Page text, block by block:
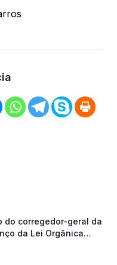
do corregedor-geral da
da Lei Orgânica